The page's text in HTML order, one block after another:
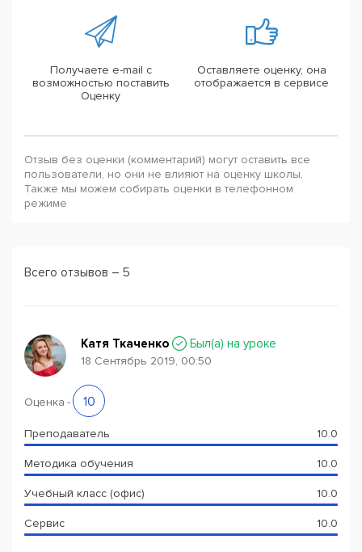
Получаете e-mail с
возможностью поставить
Оценку
Оставляете оценку, она
отображается в сервисе
Отзыв без оценки (комментарий) могут оставить все
пользователи, но они не влияют на оценку школы,
Также мы можем собирать оценки в телефонном
режиме
Всего отзывов – 5
Катя Ткаченко Был(a) на уроке
18 Сентябрь 2019, 00:50
Оценка - 10
Преподаватель 10.0
Методика обучения 10.0
Учебный класс (офис) 10.0
Сервис 10.0